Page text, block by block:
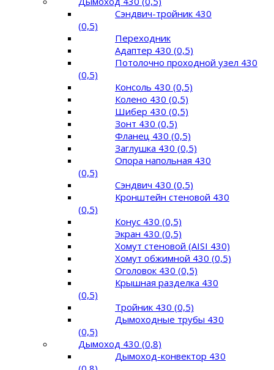
Сэндвич-тройник 430
(0,5)
Переходник
Адаптер 430 (0,5)
Потолочно проходной узел 430
(0,5)
Консоль 430 (0,5)
Колено 430 (0,5)
Шибер 430 (0,5)
Зонт 430 (0,5)
Фланец 430 (0,5)
Заглушка 430 (0,5)
Опора напольная 430
(0,5)
Сэндвич 430 (0,5)
Кронштейн стеновой 430
(0,5)
Конус 430 (0,5)
Экран 430 (0,5)
Хомут стеновой (AISI 430)
Хомут обжимной 430 (0,5)
Оголовок 430 (0,5)
Крышная разделка 430
(0,5)
Тройник 430 (0,5)
Дымоходные трубы 430
(0,5)
Дымоход 430 (0,8)
Дымоход-конвектор 430